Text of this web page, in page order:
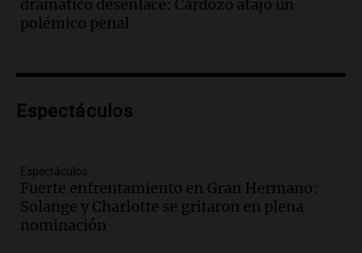
Panorama Federal
Episodios
descenso de temperatura en Rafaela
Panorama Federal
de fenómenos del superniño en el SEOM
el 7 de agosto
Panorama Federal
Episodios
dramático desenlace: Cardozo atajó un
polémico penal
Espectáculos
Espectáculos
Fuerte enfrentamiento en Gran Hermano:
Solange y Charlotte se gritaron en plena
nominación